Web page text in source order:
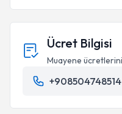
Ücret Bilgisi
Muayene
+908504748514